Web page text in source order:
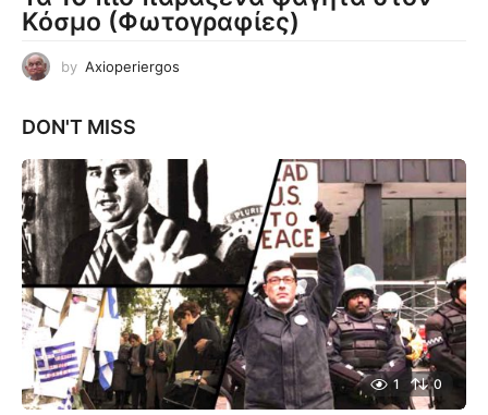
Κόσμο (Φωτογραφίες)
by Axioperiergos
DON'T MISS
1 0